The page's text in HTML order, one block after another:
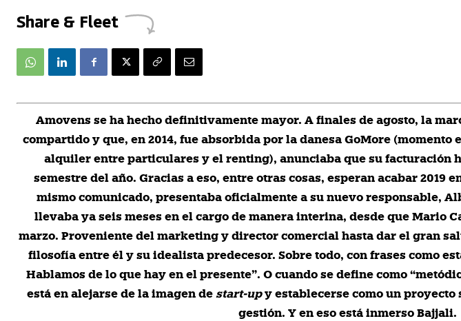
Share & Fleet
Amovens se ha hecho definitivamente mayor. A finales de agosto, la
compartido y que, en 2014, fue absorbida por la danesa GoMore (momento
alquiler entre particulares y el renting), anunciaba que su facturación
semestre del año. Gracias a eso, entre otras cosas, esperan acabar 2019
mismo comunicado, presentaba oficialmente a su nuevo responsable,
llevaba ya seis meses en el cargo de manera interina, desde que Mario
marzo. Proveniente del marketing y director comercial hasta dar el gran
filosofía entre él y su idealista predecesor. Sobre todo, con frases como
Hablamos de lo que hay en el presente”. O cuando se define como
está en alejarse de la imagen destart-upy establecerse como un
gestión. Y en eso está inmerso Bajjali.